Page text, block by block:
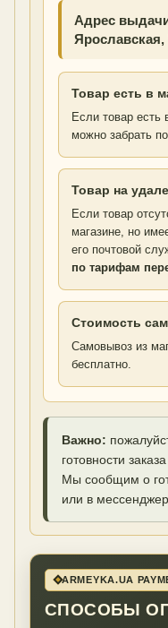
Адрес
Ярославская,
Товар есть в
Если товар есть
можно забрать
Товар на
Если товар
магазине, но
его почтовой
по тарифам
Стоимость
Самовывоз из
бесплатно.
Важно:
готовности
Мы сообщим о
или в мессенджер.
ARMEYKA.UA
СПОСОБЫ